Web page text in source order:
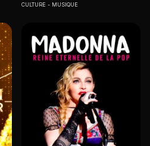
CULTURE MUSIQUE